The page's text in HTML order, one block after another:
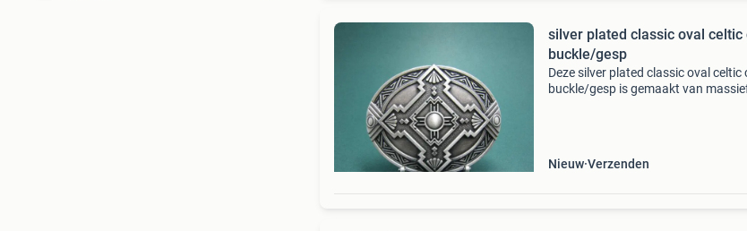
silver plated classic oval celtic
buckle/gesp
Deze silver plated classic oval celtic
buckle/gesp is gemaakt van
Nieuw Verzenden